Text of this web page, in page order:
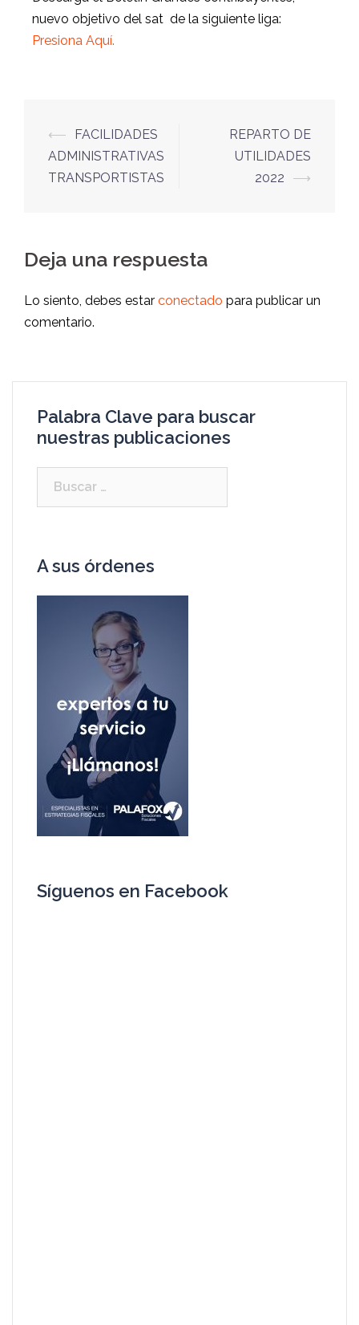
nuevo objetivo del sat de la siguiente liga:
Presiona Aquí.
⟵
FACILIDADES
ADMINISTRATIVAS
TRANSPORTISTAS
REPARTO DE
UTILIDADES
2022
⟶
Deja una respuesta
Lo siento, debes estar conectado para publicar un
comentario.
Palabra Clave para buscar
nuestras publicaciones
A sus órdenes
Síguenos en Facebook